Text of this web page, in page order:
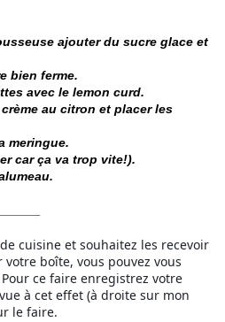
ajouter du sucre glace et
bien ferme.
avec le lemon curd.
au citron et placer les
meringue.
car ça va trop vite!).
cuisine et souhaitez les recevoir
boîte, vous pouvez vous
Pour ce faire enregistrez votre
à cet effet (à droite sur mon
le faire.